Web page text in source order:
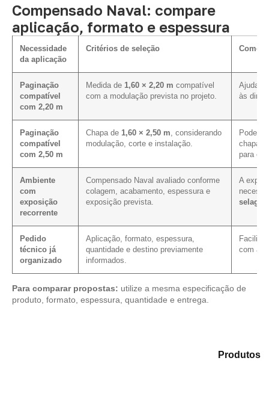
Compensado Naval: compare
aplicação, formato e espessura
Necessidade
da aplicação
Critérios de seleção Como
Paginação
compatível
com 2,20 m
Medida de 1,60 × 2,20 m compatível
com a modulação prevista no projeto.
Ajuda a
às
Paginação
compatível
com 2,50 m
Chapa de 1,60 × 2,50 m , considerando
modulação, corte e instalação.
Pode
chapa
para
Ambiente
com
exposição
recorrente
Compensado Naval avaliado conforme
colagem, acabamento, espessura e
exposição prevista.
A
Pedido
técnico já
organizado
Aplicação, formato, espessura,
quantidade e destino previamente
informados.
Facilita
com as
Para comparar propostas: utilize a mesma especificação de
produto, formato, espessura, quantidade e entrega.
Produtos